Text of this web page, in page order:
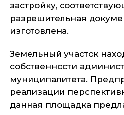
застройку,
разрешительная
изготовлена.
Земельный участок
собственности
муниципалитета.
реализации
данная площадка